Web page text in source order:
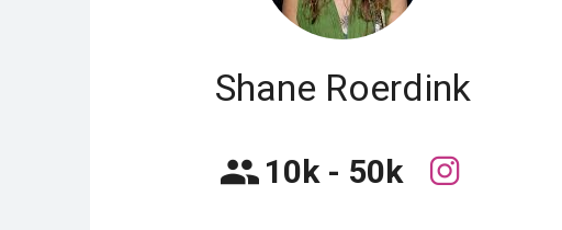
Shane Roerdink
10k - 50k